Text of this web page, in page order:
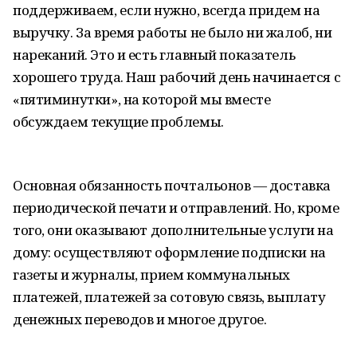
поддерживаем, если нужно, всегда придем на
выручку. За время работы не было ни жалоб, ни
нареканий. Это и есть главный показатель
хорошего труда. Наш рабочий день начинается с
«пятиминутки», на которой мы вместе
обсуждаем текущие проблемы.
Основная обязанность почтальонов — доставка
периодической печати и отправлений. Но, кроме
того, они оказывают дополнительные услуги на
дому: осуществляют оформление подписки на
газеты и журналы, прием коммунальных
платежей, платежей за сотовую связь, выплату
денежных переводов и многое другое.